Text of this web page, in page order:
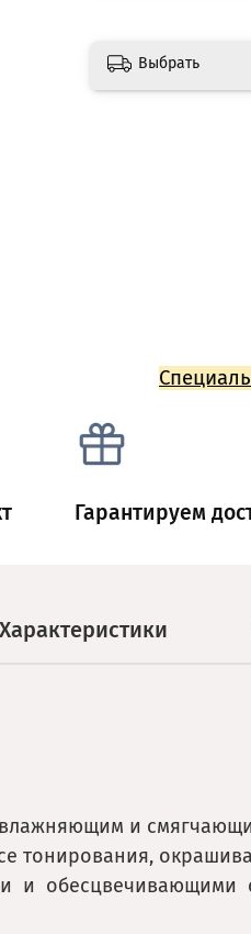
Выбрать
Гарантируем
Характеристики
и
тонирования,
и обесцвечивающими